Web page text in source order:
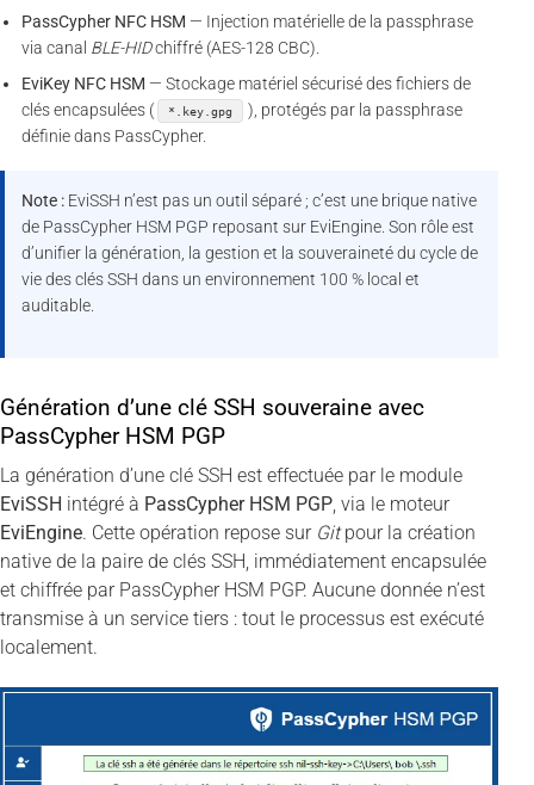
PassCypher NFC HSM — Injection matérielle de la passphrase
via canal BLE-HIDchiffré (AES-128 CBC).
EviKey NFC HSM — Stockage matériel sécurisé des fichiers de
clés encapsulées (
*.key.gpg
), protégés par la passphrase
définie dans PassCypher.
Note : EviSSH n’est pas un outil séparé ; c’est une brique native
de PassCypher HSM PGP reposant sur EviEngine. Son rôle est
d’unifier la génération, la gestion et la souveraineté du cycle de
vie des clés SSH dans un environnement 100 % local et
auditable.
Génération d’une clé SSH souveraine avec
PassCypher HSM PGP
La génération d’une clé SSH est effectuée par le module
EviSSH intégré à PassCypher HSM PGP, via le moteur
EviEngine. Cette opération repose sur Gitpour la création
native de la paire de clés SSH, immédiatement encapsulée
et chiffrée par PassCypher HSM PGP. Aucune donnée n’est
transmise à un service tiers : tout le processus est exécuté
localement.